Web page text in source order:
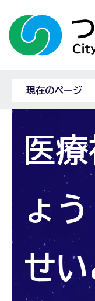
現在のページ
医
ょ
せ